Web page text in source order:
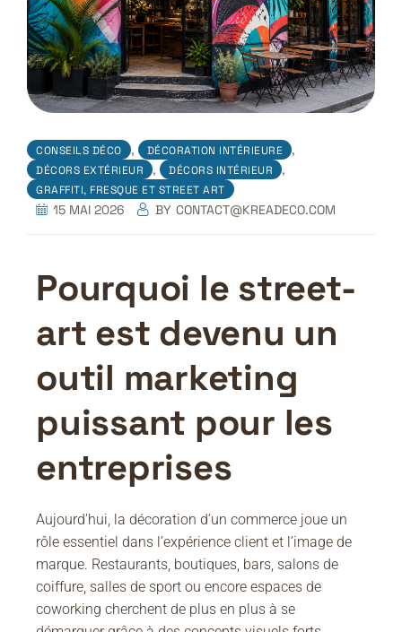
CONSEILS DÉCO , DÉCORATION INTÉRIEURE ,
DÉCORS EXTÉRIEUR , DÉCORS INTÉRIEUR ,
GRAFFITI, FRESQUE ET STREET ART
15 MAI 2026 BY CONTACT@KREADECO.COM
Pourquoi le street-
art est devenu un
outil marketing
puissant pour les
entreprises
Aujourd’hui, la décoration d’un commerce joue un
rôle essentiel dans l’expérience client et l’image de
marque. Restaurants, boutiques, bars, salons de
coiffure, salles de sport ou encore espaces de
coworking cherchent de plus en plus à se